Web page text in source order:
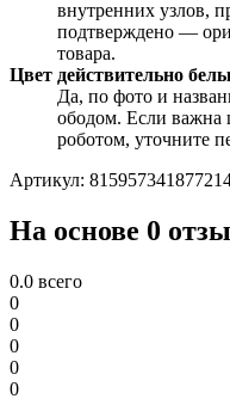
внутренних узлов,
подтверждено —
товара.
Цвет действительно
Да, по фото и
ободом. Если важна
роботом, уточните
Артикул:
На основе 0
0.0 всего
0
0
0
0
0